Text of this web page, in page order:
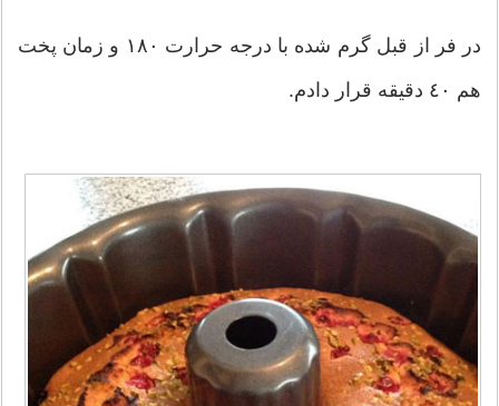
در فر از قبل گرم شده با درجه حرارت ١٨٠ و زمان پخت
هم ٤٠ دقيقه قرار دادم.